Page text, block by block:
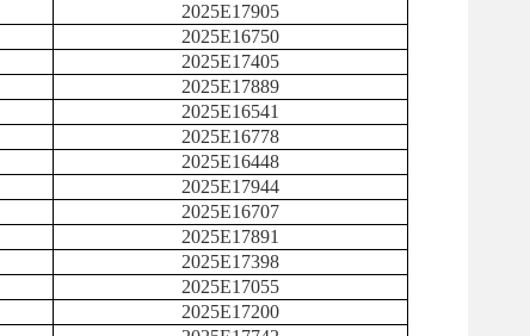
2025E17905
2025E16750
2025E17405
2025E17889
2025E16541
2025E16778
2025E16448
2025E17944
2025E16707
2025E17891
2025E17398
2025E17055
2025E17200